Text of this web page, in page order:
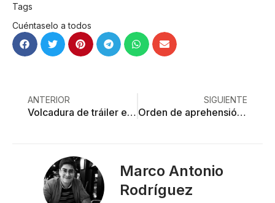
Tags
Cuéntaselo a todos
ANTERIOR
Volcadura de tráiler en Arco Norte genera caos vial… ¡y rapiña!
SIGUIENTE
Orden de aprehensión contra cuatro ex policías de investigación acusados de secuestro exprés
Marco Antonio
Rodríguez